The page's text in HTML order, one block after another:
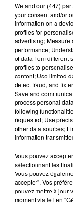
Lecture
100%
100% Radio
7 février 2025 - 1
L'AGENDA
À 10H37
We and our (447)
your consent and/or
information on a
profiles for
advertising; Measure
performance;
of data from different
profiles to
content; Use limited
detect fraud, and fix
Save and
process personal
following
requested; Use
other data sources;
information
Vous pouvez
sélectionnant les
Vous pouvez
accepter". Vos
pouvez mettre à jour
moment via le lien